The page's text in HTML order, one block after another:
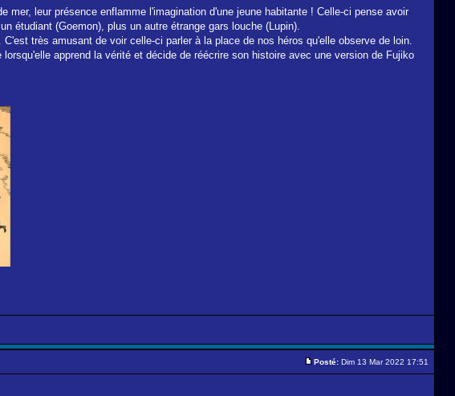
leur présence enflamme l'imagination d'une jeune habitante ! Celle-ci pense avoir
étudiant (Goemon), plus un autre étrange gars louche (Lupin).
très amusant de voir celle-ci parler à la place de nos héros qu'elle observe de loin.
apprend la vérité et décide de réécrire son histoire avec une version de Fujiko
Posté: Dim 13 Mar 2022 17:51